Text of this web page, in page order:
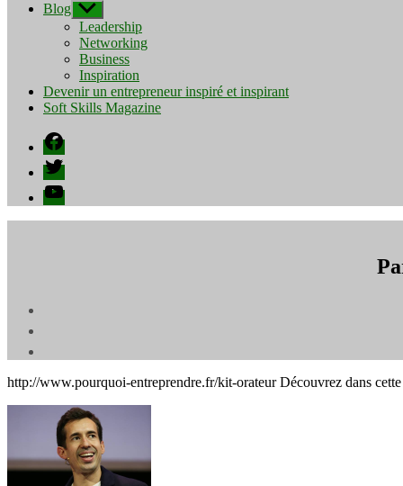
Blog Afficher
le
sous-
menu
Leadership
Networking
Business
Inspiration
Devenir un entrepreneur inspiré et inspirant
Soft Skills Magazine
Facebook
Twitter
YouTube
http://www.pourquoi-entreprendre.fr/kit-orateur Découvrez dans